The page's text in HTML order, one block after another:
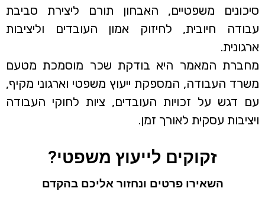
סיכונים משפטיים, האבחון תורם ליצירת סביבת
עבודה חיובית, לחיזוק אמון העובדים וליציבות
ארגונית.
מחברת המאמר היא בודקת שכר מוסמכת מטעם
משרד העבודה, המספקת ייעוץ משפטי וארגוני מקיף,
עם דגש על זכויות העובדים, ציות לחוקי העבודה
ויציבות עסקית לאורך זמן.
זקוקים לייעוץ משפטי?​
השאירו פרטים ונחזור אליכם בהקדם​